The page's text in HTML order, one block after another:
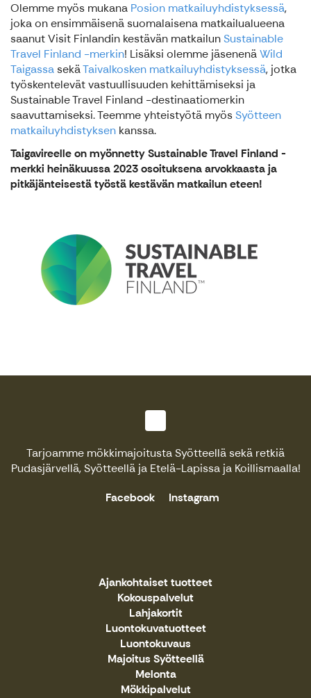
Olemme myös mukana Posion matkailuyhdistyksessä,
joka on ensimmäisenä suomalaisena matkailualueena
saanut Visit Finlandin kestävän matkailunSustainable
Travel Finland -merkin! Lisäksi olemme jäsenenäWild
TaigassasekäTaivalkosken matkailuyhdistyksessä, jotka
työskentelevät vastuullisuuden kehittämiseksi ja
Sustainable Travel Finland -destinaatiomerkin
saavuttamiseksi. Teemme yhteistyötä myösSyötteen
matkailuyhdistyksen kanssa.
Taigavireelle on myönnetty Sustainable Travel Finland -
merkki heinäkuussa 2023 osoituksena arvokkaasta ja
pitkäjänteisestä työstä kestävän matkailun eteen!
Tarjoamme mökkimajoitusta Syötteellä sekä retkiä
Pudasjärvellä, Syötteellä ja Etelä-Lapissa ja Koillismaalla!
Facebook
Instagram
Ajankohtaiset tuotteet
Kokouspalvelut
Lahjakortit
Luontokuvatuotteet
Luontokuvaus
Majoitus Syötteellä
Melonta
Mökkipalvelut